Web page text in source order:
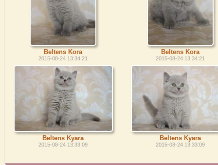
Beltens Kora
2015-08-24 13:34:21
Beltens Kora
2015-08-24 13:34:21
Beltens Kyara
2015-08-24 13:33:09
Beltens Kyara
2015-08-24 13:33:09